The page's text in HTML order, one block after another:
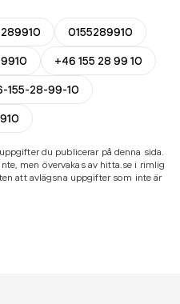
0155289910
+46 155 28 99 10
155-28-99-10
du publicerar på denna sida.
men övervakas av hitta.se i rimlig
att avlägsna uppgifter som inte är